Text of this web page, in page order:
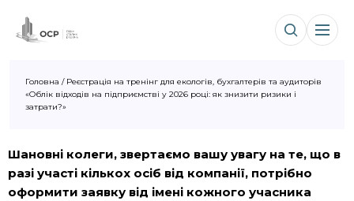
Головна / Реєстрація на тренінг для екологів, бухгалтерів та аудиторів
«Облік відходів на підприємстві у 2026 році: як знизити ризики і
затрати?»
Шановні колеги, звертаємо вашу увагу на те, що в
разі участі кількох осіб від компанії, потрібно
оформити заявку від імені кожного учасника